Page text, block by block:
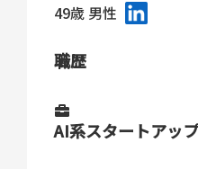
49歳 男性
職歴
AI系スタートアップ